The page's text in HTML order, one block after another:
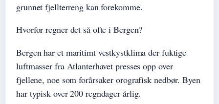
grunnet fjellterreng kan forekomme.
Hvorfor regner det så ofte i Bergen?
Bergen har et maritimt vestkystklima der fuktige
luftmasser fra Atlanterhavet presses opp over
fjellene, noe som forårsaker orografisk nedbør. Byen
har typisk over 200 regndager årlig.